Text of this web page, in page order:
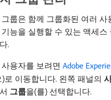
룹은 함께 그룹화된 여러 사
능을 실행할 수 있는 액세스
.
용자를 보려면 Adobe
)로 이동합니다. 왼쪽 패널의
그룹​을(를) 선택합니다.